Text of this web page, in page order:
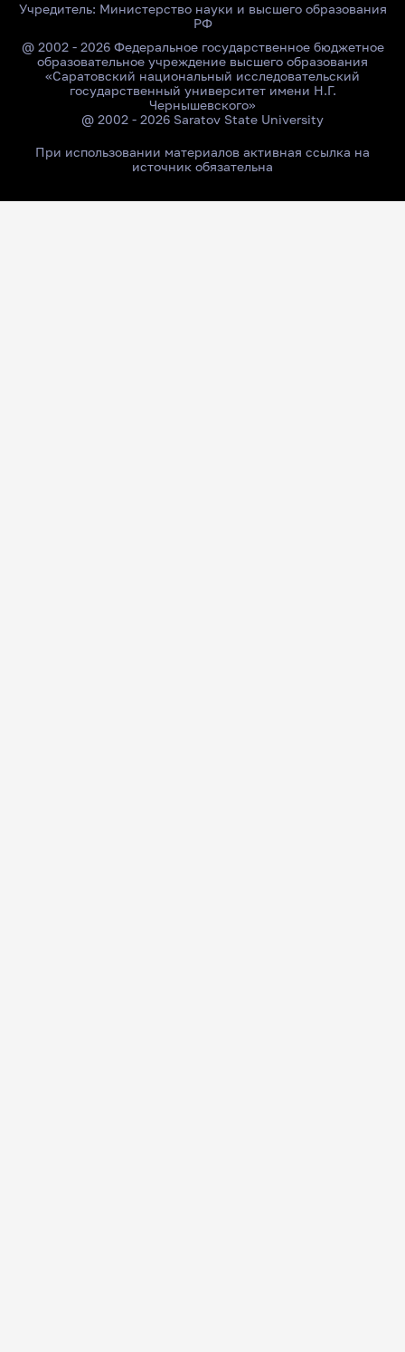
Учредитель: Министерство науки и высшего образования
РФ
@ 2002 - 2026 Федеральное государственное бюджетное
образовательное учреждение высшего образования
«Саратовский национальный исследовательский
государственный университет имени Н.Г.
Чернышевского»
@ 2002 - 2026 Saratov State University
При использовании материалов активная ссылка на
источник обязательна